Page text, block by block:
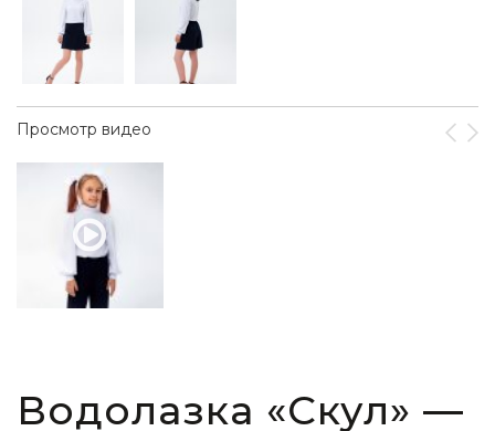
Просмотр видео
Водолазка «Скул» —